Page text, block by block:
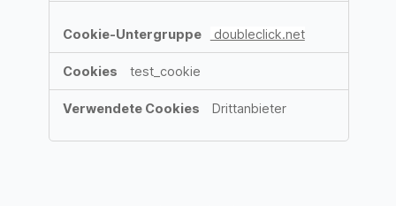
doubleclick.net
test_cookie
Drittanbieter